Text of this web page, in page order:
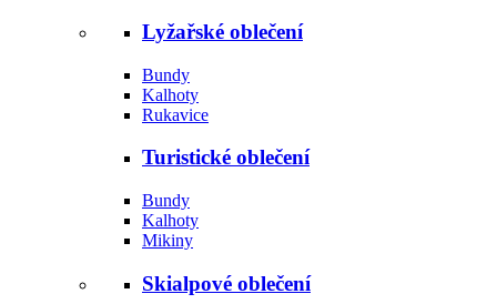
Lyžařské oblečení
Bundy
Kalhoty
Rukavice
Turistické oblečení
Bundy
Kalhoty
Mikiny
Skialpové oblečení